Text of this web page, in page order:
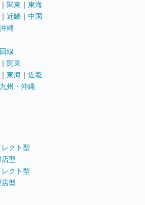
｜ 関東 ｜ 東海
｜ 近畿 ｜ 中国
縄
線
｜ 関東
｜ 東海 ｜ 近畿
九州・沖縄
クト型
型
クト型
型